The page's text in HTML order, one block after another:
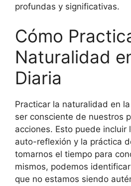
profundas y significativas.
Cómo
Naturalidad
Diaria
Practicar la naturalidad en
ser consciente de nuestros
acciones. Esto puede incluir
auto-reflexión y la práctica
tomarnos el tiempo para
mismos, podemos
que no estamos siendo